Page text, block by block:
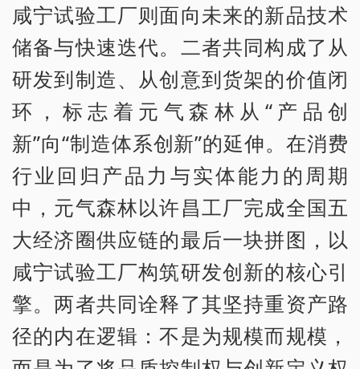
咸宁试验工厂则面向未来的新品技术
储备与快速迭代。二者共同构成了从
研发到制造、从创意到货架的价值闭
环，标志着元气森林从“产品创
新”向“制造体系创新”的延伸。在消费
行业回归产品力与实体能力的周期
中，元气森林以许昌工厂完成全国五
大经济圈供应链的最后一块拼图，以
咸宁试验工厂构筑研发创新的核心引
擎。两者共同诠释了其坚持重资产路
径的内在逻辑：不是为规模而规模，